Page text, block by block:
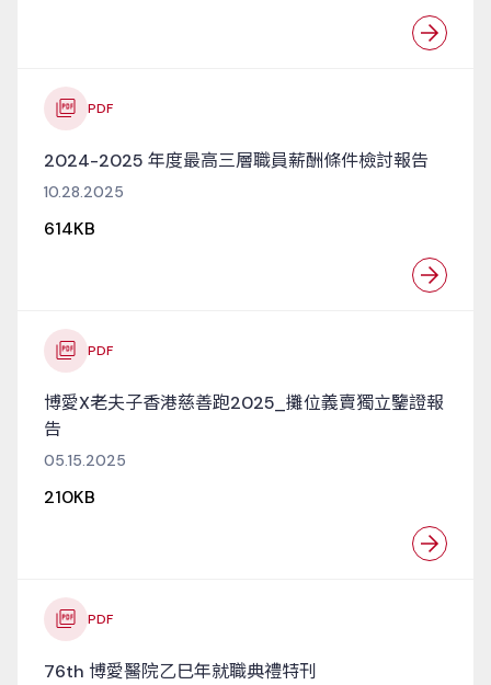
PDF
2024-2025 年度最高三層職員薪酬條件檢討報告
10.28.2025
614KB
PDF
博愛X老夫子香港慈善跑2025_攤位義賣獨立鑒證報
告
05.15.2025
210KB
PDF
76th 博愛醫院乙巳年就職典禮特刊